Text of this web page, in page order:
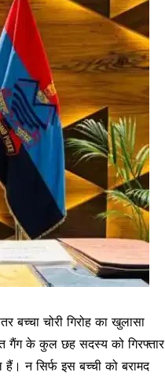
बच्चा चोरी गिरोह का खुलासा
गैंग के कुल छह सदस्य को गिरफ्तार
न सिर्फ इस बच्ची को बरामद